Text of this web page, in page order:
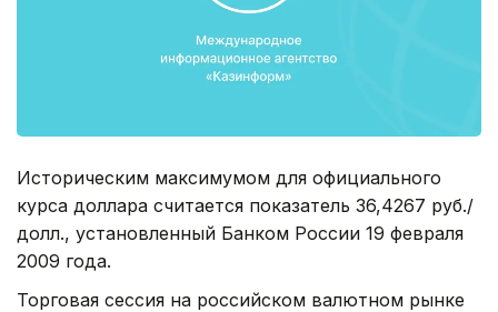
Историческим максимумом для официального
курса доллара считается показатель 36,4267 руб./
долл., установленный Банком России 19 февраля
2009 года.
Торговая сессия на российском валютном рынке